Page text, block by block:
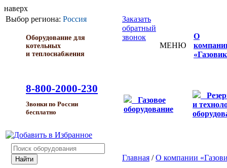
наверх
Выбор региона: Россия
Оборудование для
котельных
и теплоснабжения
8-800-2000-230
Звонки по России
бесплатно
Заказать
обратный
звонок
МЕНЮ
О
Газовое
оборудование
и
Главная /О компании